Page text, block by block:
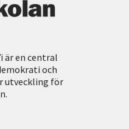
är en central
och
utveckling för